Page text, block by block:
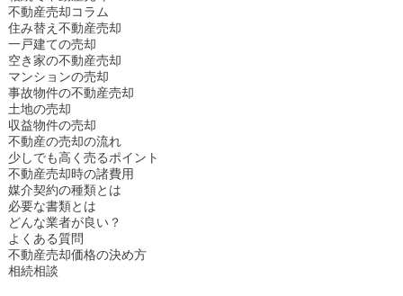
不動産売却コラム
住み替え不動産売却
一戸建ての売却
空き家の不動産売却
マンションの売却
事故物件の不動産売却
土地の売却
収益物件の売却
不動産の売却の流れ
少しでも高く売るポイント
不動産売却時の諸費用
媒介契約の種類とは
必要な書類とは
どんな業者が良い？
よくある質問
不動産売却価格の決め方
相続相談